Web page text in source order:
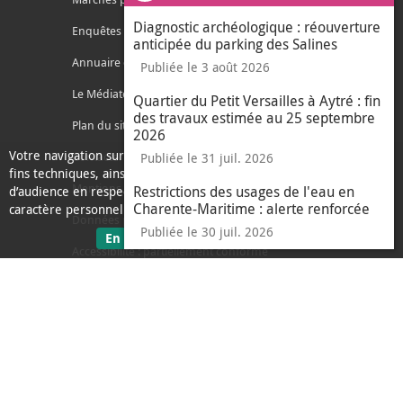
Votre navigation sur ce site nécessite l’usage de cookies pour des
fins techniques, ainsi que des cookies anonymisés de mesure
d’audience en respect de la législation relative aux données à
caractère personnel.
En savoir plussur les données personnelles
J'ai compris
le message
Diagnostic archéologique : réouverture
anticipée du parking des Salines
Publiée le 3 août 2026
Quartier du Petit Versailles à Aytré : fin
des travaux estimée au 25 septembre
2026
Publiée le 31 juil. 2026
Restrictions des usages de l'eau en
Charente-Maritime : alerte renforcée
Publiée le 30 juil. 2026
Enquêtes publiques
Annuaire des services
Le Médiateur de l'Agglo
Plan du site
Contacter l'agglo
Mentions légales
Accessibilité : partiellement conforme